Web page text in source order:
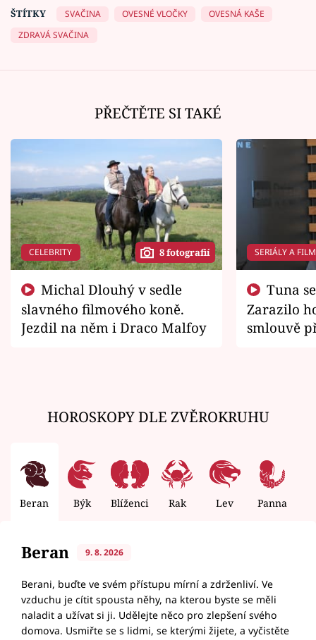
ŠTÍTKY SVAČINA OVESNÉ VLOČKY
OVESNÁ KAŠE
ZDRAVÁ SVAČINA
PŘEČTĚTE SI TAKÉ
CELEBRITY 8 fotografií
slavného filmového koně.
Jezdil na něm i Draco Malfoy
SERIÁLY A
Zarazilo
smlouvě
HOROSKOPY DLE ZVĚROKRUHU
Beran Býk Blíženci Rak Lev Panna
Beran 9. 8. 2026
Berani, buďte ve svém přístupu mírní a zdrženliví. Ve
vzduchu je cítit spousta něhy, na kterou byste se měli
naladit a užívat si ji. Udělejte něco pro zlepšení svého
domova. Usmiřte se s lidmi, se kterými žijete, a vyčistěte